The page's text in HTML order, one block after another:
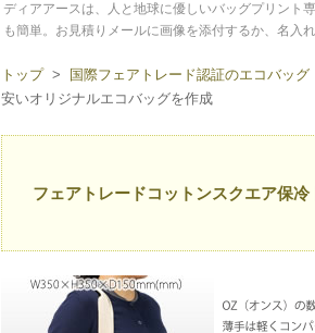
ディアアースは、人と地球に優しいバッグプリント
も簡単。お見積りメールに画像を添付するか、名入
トップ> 国際フェアトレード認証のエコバッグ
安いオリジナルエコバッグを作成
フェアトレードコットンスクエア保